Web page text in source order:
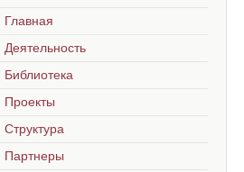
Главная
Деятельность
Библиотека
Проекты
Структура
Партнеры